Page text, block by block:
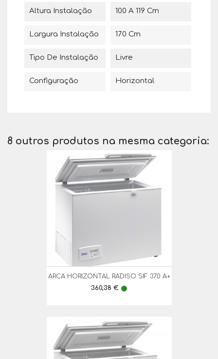
Altura Instalação 100 A 119 Cm
Largura Instalação 170 Cm
Tipo De Instalação Livre
Configuração Horizontal
8 outros produtos na mesma categoria:
ARCA HORIZONTAL RADISO SIF 370 A+
Preço
360,38 € lens